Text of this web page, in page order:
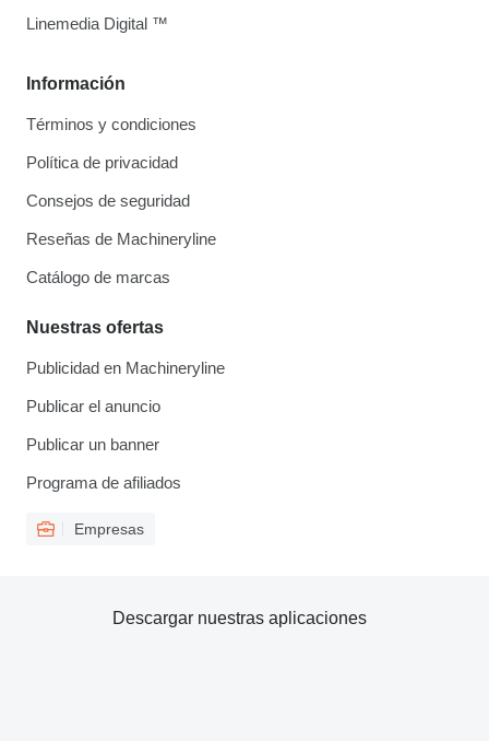
Información
Términos y condiciones
Política de privacidad
Consejos de seguridad
Reseñas de Machineryline
Catálogo de marcas
Nuestras ofertas
Publicidad en Machineryline
Publicar el anuncio
Publicar un banner
Programa de afiliados
Empresas
Linemedia Digital ™
Descargar nuestras aplicaciones